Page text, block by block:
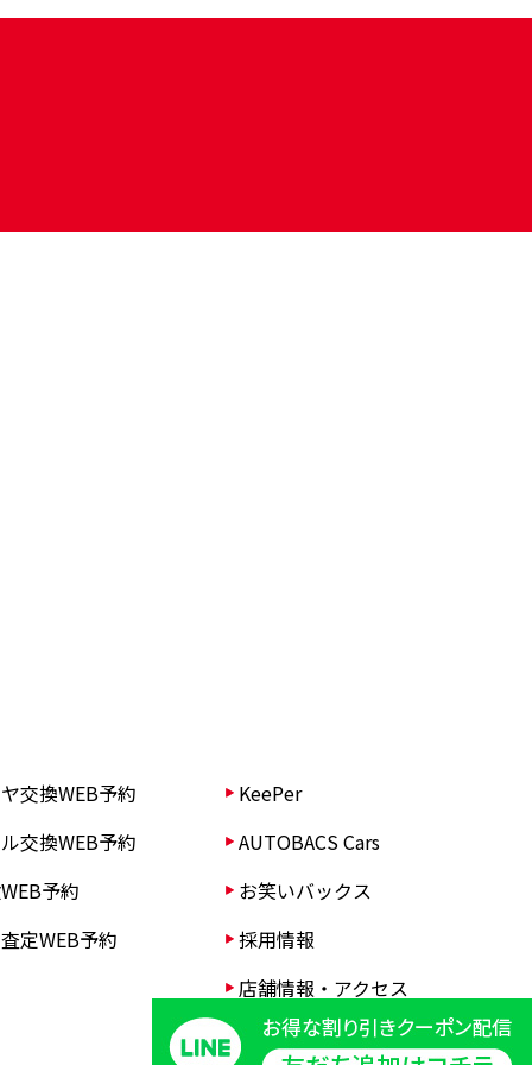
交換WEB予約
交換WEB予約
予約
定WEB予約
KeePer
AUTOBACS Cars
お笑いバックス
採用情報
店舗情報・アクセス